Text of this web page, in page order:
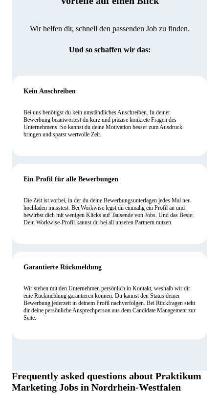
Wir helfen dir, schnell den passenden Job zu finden.
Und so schaffen wir das:
Kein Anschreiben
Bei uns benötigst du kein umständliches Anschreiben. In deiner
Bewerbung beantwortest du kurz und präzise konkrete Fragen des
Unternehmens. So kannst du deine Motivation besser zum Ausdruck
bringen und sparst wertvolle Zeit.
Ein Profil für alle Bewerbungen
Die Zeit ist vorbei, in der du deine Bewerbungsunterlagen jedes Mal neu
hochladen musstest. Bei Workwise legst du einmalig ein Profil an und
bewirbst dich mit wenigen Klicks auf Tausende von Jobs. Und das Beste:
Dein Workwise-Profil kannst du bei all unseren Partnern nutzen.
Garantierte Rückmeldung
Wir stehen mit den Unternehmen persönlich in Kontakt, weshalb wir dir
eine Rückmeldung garantieren können. Du kannst den Status deiner
Bewerbung jederzeit in deinem Profil nachverfolgen. Bei Rückfragen steht
dir deine persönliche Ansprechperson aus dem Candidate Management zur
Seite.
Frequently asked questions about Praktikum
Marketing Jobs in Nordrhein-Westfalen